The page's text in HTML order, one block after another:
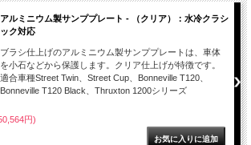
アルミニウム製サンププレート - （クリア）：水冷クラシ
ック対応
ブラシ仕上げのアルミニウム製サンププレートは、車体
を小石などから保護します。クリア仕上げが特徴です。
適合車種Street Twin、Street Cup、Bonneville T120、
Bonneville T120 Black、Thruxton 1200シリーズ
円)